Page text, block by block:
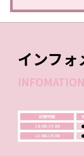
インフォ
INFOMATION
診療時間
10:00-14:00
15:00-19:00